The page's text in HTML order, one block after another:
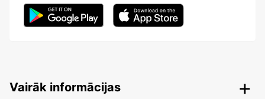
Vairāk informācijas